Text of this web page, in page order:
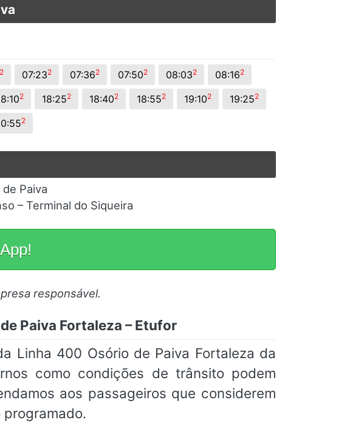
2 07:232 07:362 07:502 08:032 08:162
2 18:252 18:402 18:552 19:102 19:252
2
Paiva
– Terminal do Siqueira
responsável.
Paiva Fortaleza – Etufor
Linha 400 Osório de Paiva Fortaleza da
como condições de trânsito podem
aos passageiros que considerem
programado.